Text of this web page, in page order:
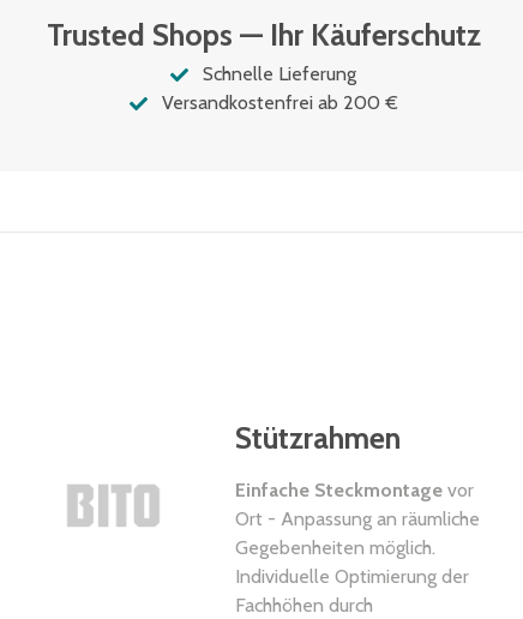
Trusted Shops — Ihr Käuferschutz
Schnelle Lieferung
Versandkostenfrei ab 200 €
Stützrahmen
Einfache Steckmontagevor
Ort - Anpassung an räumliche
Gegebenheiten möglich.
Individuelle Optimierung der
Fachhöhen durch